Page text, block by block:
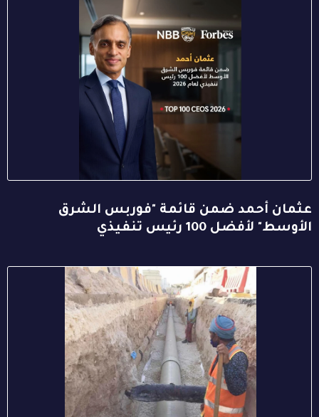
عثمان أحمد ضمن قائمة "فوربس الشرق
الأوسط" لأفضل 100 رئيس تنفيذي